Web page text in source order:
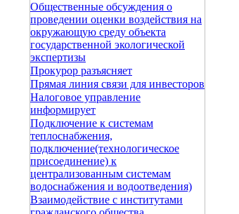
Общественные обсуждения о
проведении оценки воздействия на
окружающую среду объекта
государственной экологической
экспертизы
Прокурор разъясняет
Прямая линия связи для инвесторов
Налоговое управление
информирует
Подключение к системам
теплоснабжения,
подключение(технологическое
присоединение) к
централизованным системам
водоснабжения и водоотведения)
Взаимодействие с институтами